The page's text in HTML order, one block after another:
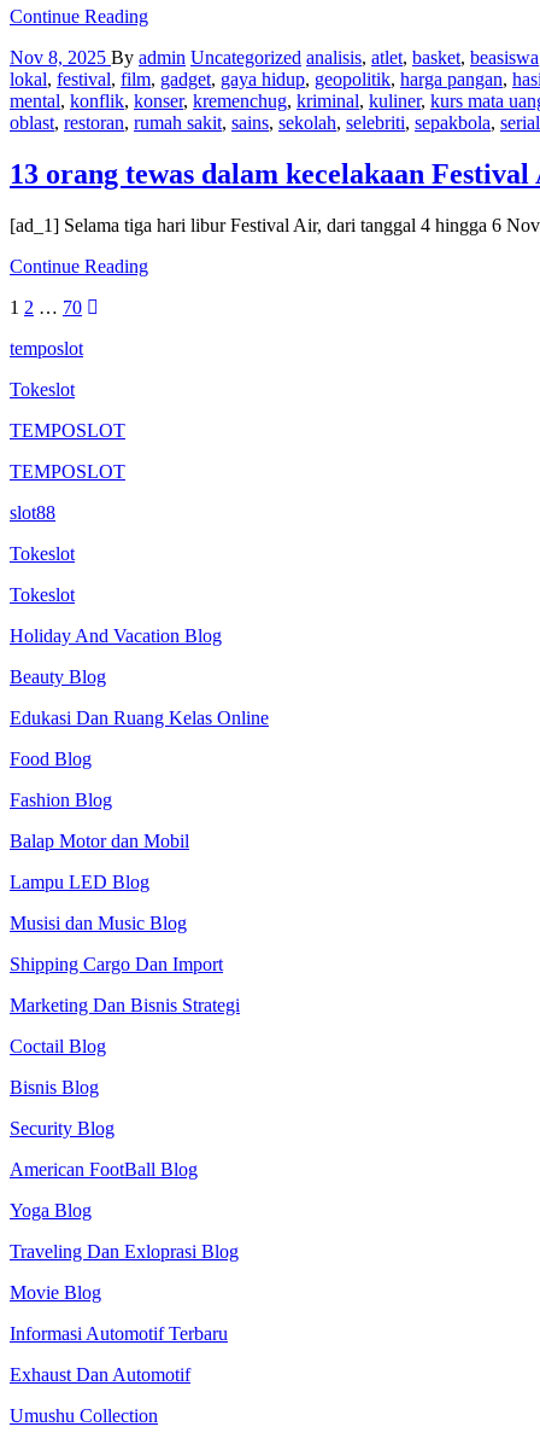
Continue ReadingKamboja
Informasi
Terbaru
kepada
Para
tentang
Langkah-
Menuju
dan
Nov 8, 2025 By admin Uncategorized analisis, atlet, basket, beasiswa
lokal, festival, film, gadget, gaya hidup, geopolitik, harga pangan,
mental, konflik, konser, kremenchug, kriminal, kuliner, kurs mata
oblast, restoran, rumah sakit, sains, sekolah, selebriti, sepakbola, serial
13 orang tewas dalam kecelakaan
[ad_1] Selama tiga hari libur Festival Air, dari tanggal 4 hingga 6
Continue Reading13
Posts
pagination
1 2 … 70
temposlot
Tokeslot
TEMPOSLOT
TEMPOSLOT
slot88
Tokeslot
Tokeslot
Holiday And Vacation Blog
Beauty Blog
Edukasi Dan Ruang Kelas Online
Food Blog
Fashion Blog
Balap Motor dan Mobil
Lampu LED Blog
Musisi dan Music Blog
Shipping Cargo Dan Import
Marketing Dan Bisnis Strategi
Coctail Blog
Bisnis Blog
Security Blog
American FootBall Blog
Yoga Blog
Traveling Dan Exloprasi Blog
Movie Blog
Informasi Automotif Terbaru
Exhaust Dan Automotif
Umushu Collection